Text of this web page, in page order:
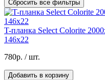
Сбросить все фильтры
T-планка Select Colorite
146х22
780р. / шт.
Добавить в корзину